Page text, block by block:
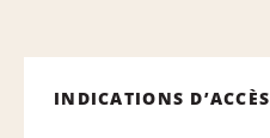
INDICATIONS D’ACCÈS